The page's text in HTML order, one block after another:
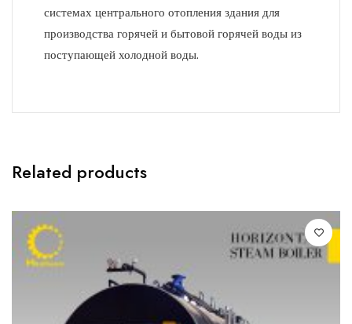
системах центрального отопления здания для
производства горячей и бытовой горячей воды из
поступающей холодной воды.
Related products